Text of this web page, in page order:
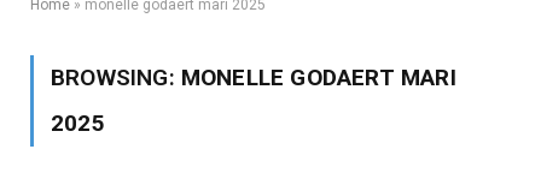
Home » monelle godaert mari 2025
BROWSING: MONELLE GODAERT MARI
2025